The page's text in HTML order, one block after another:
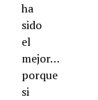
ha
sido
el
mejor…
porque
si